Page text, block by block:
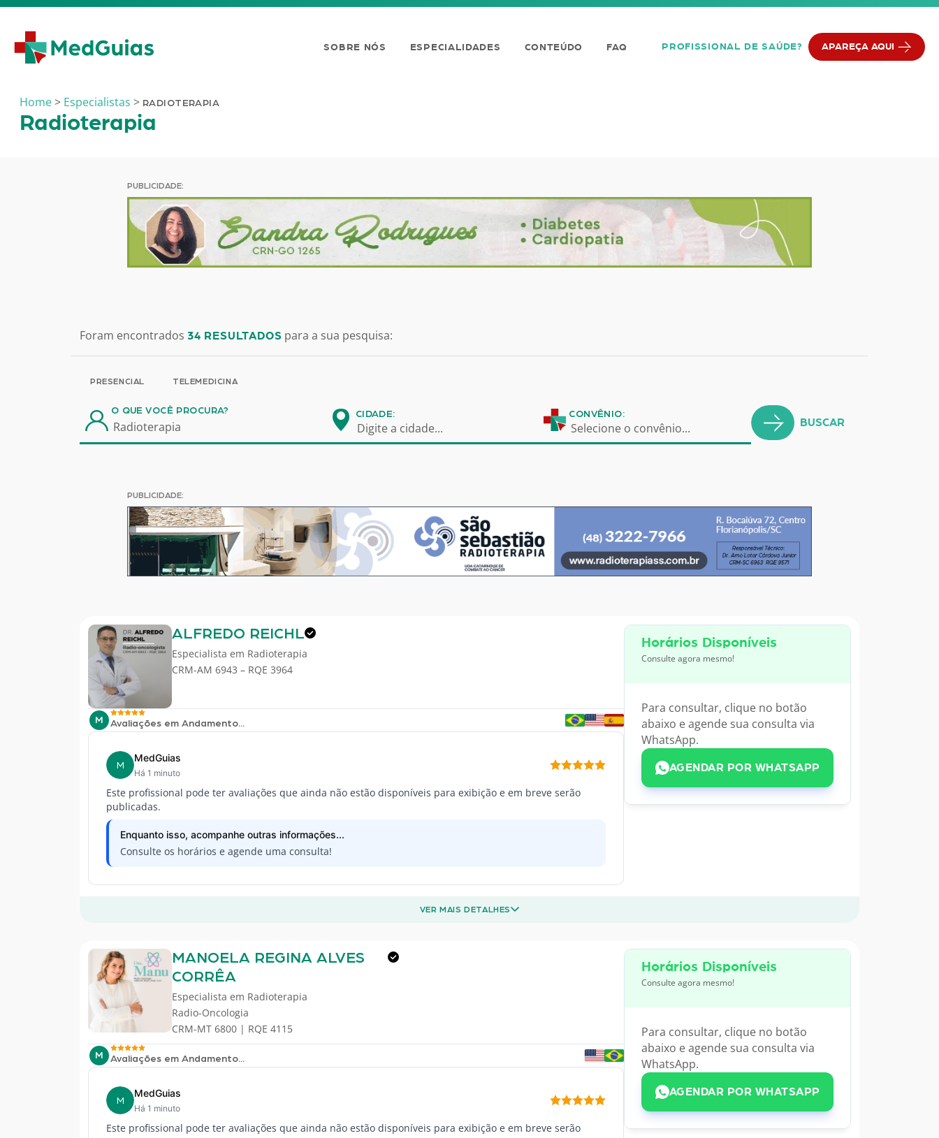
Ir para o conteúdo
SOBRE NÓS ESPECIALIDADES CONTEÚDO FAQ PROFISSIONAL DE SAÚDE? APAREÇA AQUI
Home> Especialistas > RADIOTERAPIA
Radioterapia
PUBLICIDADE:
Foram encontrados 34 RESULTADOS para a sua pesquisa:
PRESENCIAL TELEMEDICINA
O QUE VOCÊ PROCURA? CIDADE:
Digite a cidade...
CONVÊNIO:
Selecione o convênio... BUSCAR
PUBLICIDADE:
ALFREDO REICHL
Especialista em Radioterapia
CRM-AM 6943 – RQE 3964
M Avaliações em Andamento...
M
MedGuias
Há 1 minuto
Este profissional pode ter avaliações que ainda não estão disponíveis para exibição e em breve serão
publicadas.
Enquanto isso, acompanhe outras informações...
Consulte os horários e agende uma consulta!
Horários Disponíveis
Consulte agora mesmo!
Para consultar, clique no botão
abaixo e agende sua consulta via
WhatsApp.
AGENDAR POR WHATSAPP
VER MAIS DETALHES
MANOELA REGINA ALVES
CORRÊA
Especialista em Radioterapia
Radio-Oncologia
CRM-MT 6800 | RQE 4115
M Avaliações em Andamento...
M
MedGuias
Há 1 minuto
Este profissional pode ter avaliações que ainda não estão disponíveis para exibição e em breve serão
Horários Disponíveis
Consulte agora mesmo!
Para consultar, clique no botão
abaixo e agende sua consulta via
WhatsApp.
AGENDAR POR WHATSAPP